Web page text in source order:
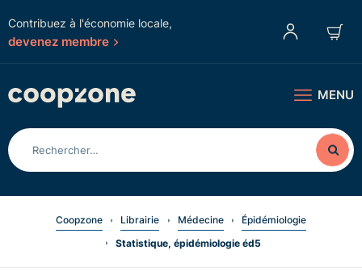
Contribuez à l'économie locale,
devenez membre
MENU
Coopzone Librairie Médecine
Épidémiologie
Statistique, épidémiologie éd5